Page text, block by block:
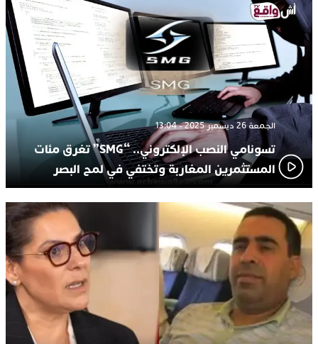
الجمعة 26 ديسمبر 2025 - 13:04
تسونامي النصب الإلكتروني.. “SMG” تغرق مئات
المستثمرين المغاربة وتختفي في لمح البصر